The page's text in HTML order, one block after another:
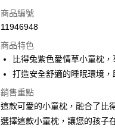
信用卡一次付款
運送方式
新竹物流
每筆NT$100，滿NT$5,000(
商品編號
11946948
商品特色
比得兔紫色愛情草小童枕
打造安全舒適的睡眠環境，
銷售重點
這款可愛的小童枕，融合了比
選擇這款小童枕，讓您的孩子